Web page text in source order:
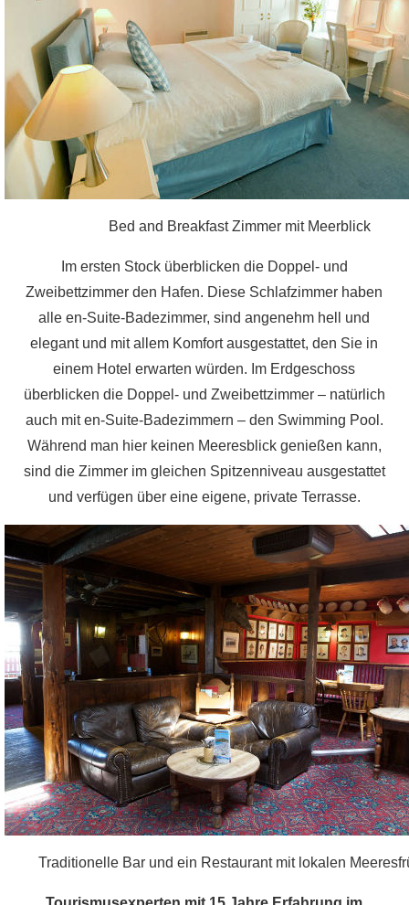
Bed and Breakfast Zimmer mit Meerblick
Im ersten Stock überblicken die Doppel- und
Zweibettzimmer den Hafen. Diese Schlafzimmer haben
alle en-Suite-Badezimmer, sind angenehm hell und
elegant und mit allem Komfort ausgestattet, den Sie in
einem Hotel erwarten würden. Im Erdgeschoss
überblicken die Doppel- und Zweibettzimmer – natürlich
auch mit en-Suite-Badezimmern – den Swimming Pool.
Während man hier keinen Meeresblick genießen kann,
sind die Zimmer im gleichen Spitzenniveau ausgestattet
und verfügen über eine eigene, private Terrasse.
Traditionelle Bar und ein Restaurant mit lokalen